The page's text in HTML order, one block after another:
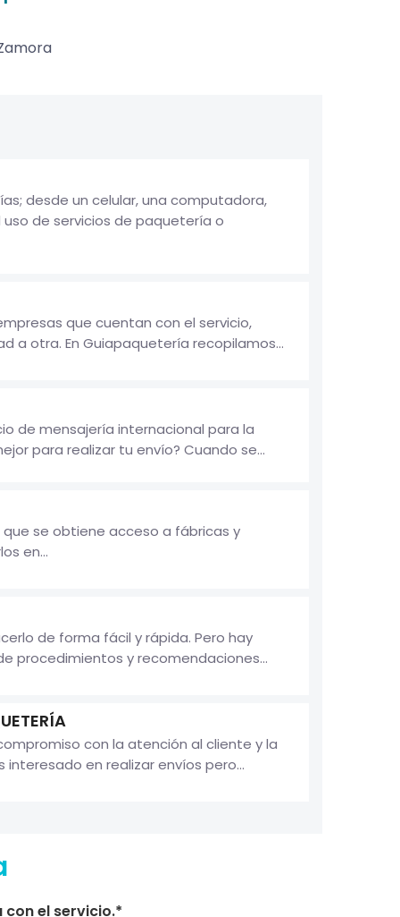
desde un celular, una computadora,
de servicios de paquetería o
que cuentan con el servicio,
a otra. En Guiapaquetería recopilamos...
de mensajería internacional para la
para realizar tu envío? Cuando se...
se obtiene acceso a fábricas y
en...
de forma fácil y rápida. Pero hay
procedimientos y recomendaciones...
con la atención al cliente y la
en realizar envíos pero...
el servicio.*